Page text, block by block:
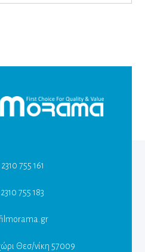
755 161
755 183
Θεσ/νίκη 57009